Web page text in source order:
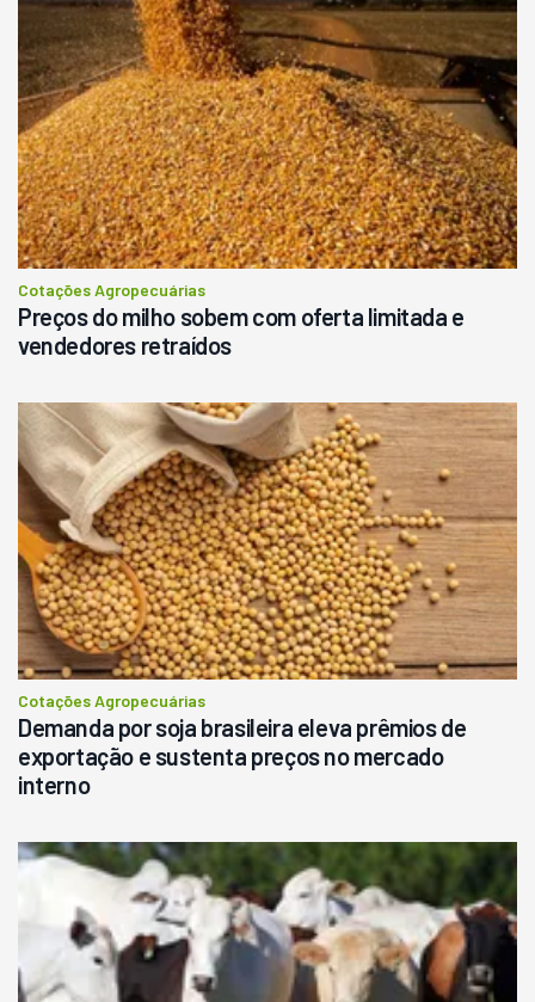
Cotações Agropecuárias
Preços do milho sobem com oferta limitada e
vendedores retraídos
Cotações Agropecuárias
Demanda por soja brasileira eleva prêmios de
exportação e sustenta preços no mercado
interno